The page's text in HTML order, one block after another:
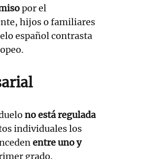
por el
hijos o familiares
español contrasta
no está regulada
individuales los
entre uno y
grado.